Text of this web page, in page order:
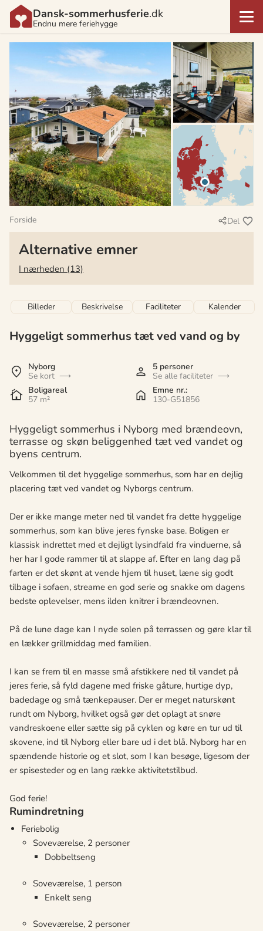
Dansk-sommerhusferie.dk
Endnu mere feriehygge
Forside Del
Alternative emner
I nærheden (13)
Billeder Beskrivelse Faciliteter Kalender
Hyggeligt sommerhus tæt ved vand og by
Nyborg
Se kort
5 personer
Se alle faciliteter
Boligareal
57 m²
Emne nr.:
130-G51856
Hyggeligt sommerhus i Nyborg med brændeovn,
terrasse og skøn beliggenhed tæt ved vandet og
byens centrum.
Velkommen til det hyggelige sommerhus, som har en dejlig
placering tæt ved vandet og Nyborgs centrum.
Der er ikke mange meter ned til vandet fra dette hyggelige
sommerhus, som kan blive jeres fynske base. Boligen er
klassisk indrettet med et dejligt lysindfald fra vinduerne, så
her har I gode rammer til at slappe af. Efter en lang dag på
farten er det skønt at vende hjem til huset, læne sig godt
tilbage i sofaen, streame en god serie og snakke om dagens
bedste oplevelser, mens ilden knitrer i brændeovnen.
På de lune dage kan I nyde solen på terrassen og gøre klar til
en lækker grillmiddag med familien.
I kan se frem til en masse små afstikkere ned til vandet på
jeres ferie, så fyld dagene med friske gåture, hurtige dyp,
badedage og små tænkepauser. Der er meget naturskønt
rundt om Nyborg, hvilket også gør det oplagt at snøre
vandreskoene eller sætte sig på cyklen og køre en tur ud til
skovene, ind til Nyborg eller bare ud i det blå. Nyborg har en
spændende historie og et slot, som I kan besøge, ligesom der
er spisesteder og en lang række aktivitetstilbud.
God ferie!
Rumindretning
Feriebolig
Soveværelse, 2 personer
Dobbeltseng
Soveværelse, 1 person
Enkelt seng
Soveværelse, 2 personer